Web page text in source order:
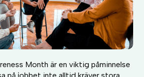
Month är en viktig påminnelse